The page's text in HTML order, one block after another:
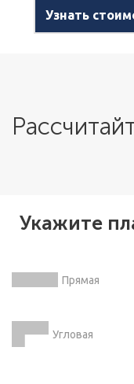
Узнать
Укажите
Прямая
Угловая